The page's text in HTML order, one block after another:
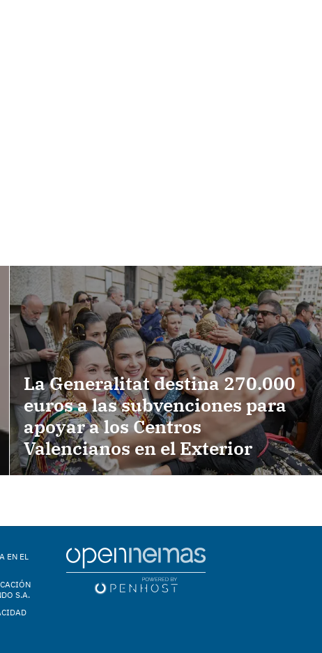
La Generalitat destina 270.000
euros a las subvenciones para
apoyar a los Centros
Valencianos en el Exterior
EN EL
S.A.